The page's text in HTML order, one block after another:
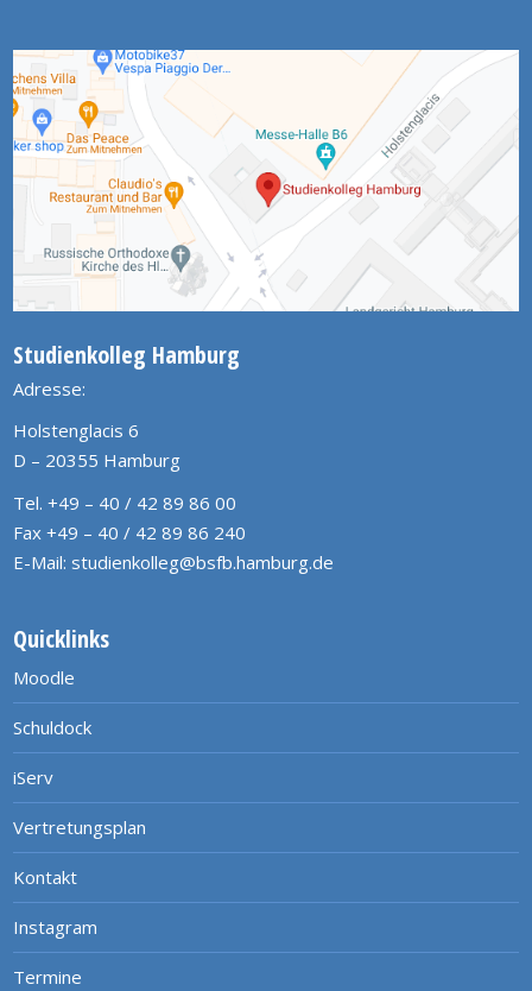
Studienkolleg Hamburg
Adresse:
Holstenglacis 6
D – 20355 Hamburg
Tel. +49 – 40 / 42 89 86 00
Fax +49 – 40 / 42 89 86 240
E-Mail: studienkolleg@bsfb.hamburg.de
Quicklinks
Moodle
Schuldock
iServ
Vertretungsplan
Kontakt
Instagram
Termine